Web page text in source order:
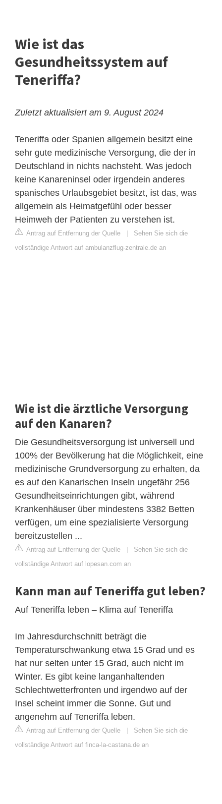
Wie ist das
Gesundheitssystem auf
Teneriffa?
Zuletzt aktualisiert am 9. August 2024
Teneriffa oder Spanien allgemein besitzt eine
sehr gute medizinische Versorgung, die der in
Deutschland in nichts nachsteht. Was jedoch
keine Kanareninsel oder irgendein anderes
spanisches Urlaubsgebiet besitzt, ist das, was
allgemein als Heimatgefühl oder besser
Heimweh der Patienten zu verstehen ist.
Antrag auf Entfernung der Quelle
Sehen Sie sich die
vollständige Antwort auf ambulanzflug-zentrale.de an
Wie ist die ärztliche Versorgung
auf den Kanaren?
Die Gesundheitsversorgung ist universell und
100% der Bevölkerung hat die Möglichkeit, eine
medizinische Grundversorgung zu erhalten, da
es auf den Kanarischen Inseln ungefähr 256
Gesundheitseinrichtungen gibt, während
Krankenhäuser über mindestens 3382 Betten
verfügen, um eine spezialisierte Versorgung
bereitzustellen ...
Antrag auf Entfernung der Quelle
Sehen Sie sich die
vollständige Antwort auf lopesan.com an
Kann man auf Teneriffa gut leben?
Auf Teneriffa leben – Klima auf Teneriffa
Im Jahresdurchschnitt beträgt die
Temperaturschwankung etwa 15 Grad und es
hat nur selten unter 15 Grad, auch nicht im
Winter. Es gibt keine langanhaltenden
Schlechtwetterfronten und irgendwo auf der
Insel scheint immer die Sonne. Gut und
angenehm auf Teneriffa leben.
Antrag auf Entfernung der Quelle
Sehen Sie sich die
vollständige Antwort auf finca-la-castana.de an